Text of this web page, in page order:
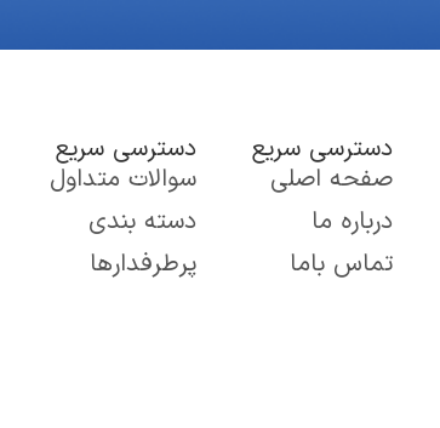
دسترسی سریع
صفحه اصلی
درباره ما
تماس باما
دسترسی سریع
سوالات متداول
دسته بندی
پرطرفدارها